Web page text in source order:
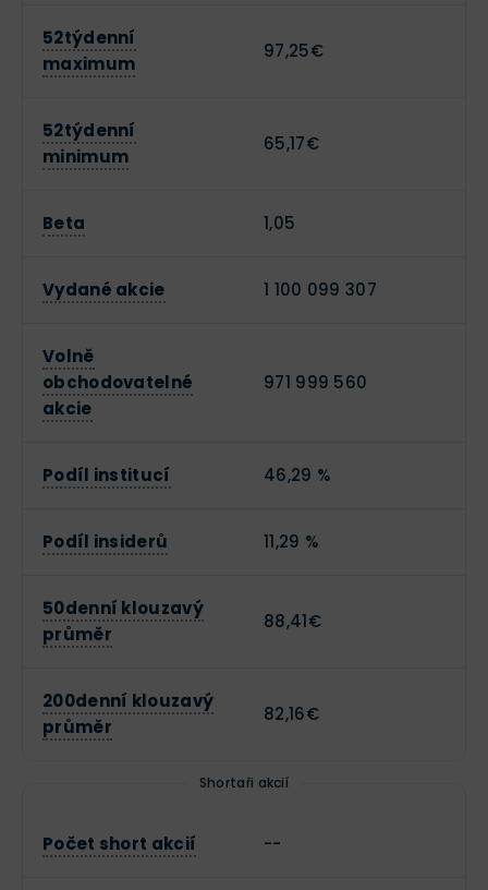
52týdenní
maximum
97,25€
52týdenní
minimum
65,17€
Beta 1,05
Vydané akcie 1 100 099 307
Volně
obchodovatelné
akcie
971 999 560
Podíl institucí 46,29 %
Podíl insiderů 11,29 %
50denní klouzavý
průměr
88,41€
200denní klouzavý
průměr
82,16€
Shortaři akcií
Počet short akcií --